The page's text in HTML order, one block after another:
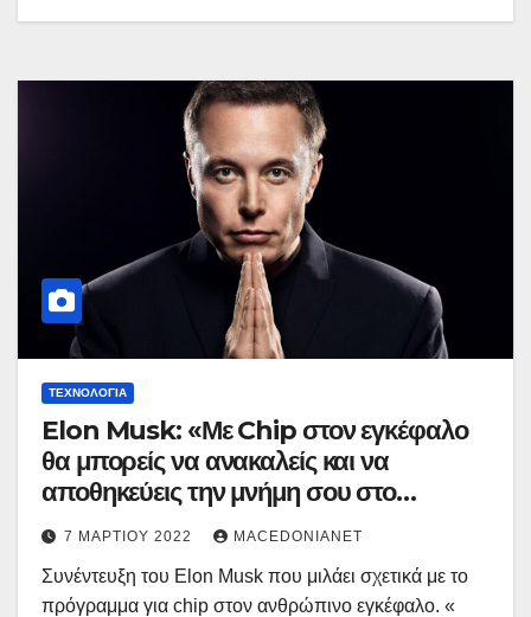
ΤΕΧΝΟΛΟΓΊΑ
Elon Musk: «Με Chip στον εγκέφαλο
θα μπορείς να ανακαλείς και να
αποθηκεύεις την μνήμη σου στο
Cloud»
7 ΜΑΡΤΊΟΥ 2022 MACEDONIANET
Συνέντευξη του Elon Musk που μιλάει σχετικά με το
πρόγραμμα για chip στον ανθρώπινο εγκέφαλο. «